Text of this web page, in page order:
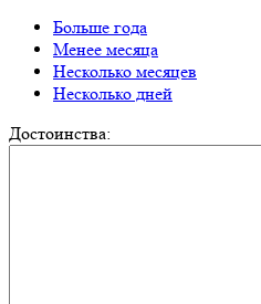
Больше года
Менее месяца
Несколько месяцев
Несколько дней
Достоинства: